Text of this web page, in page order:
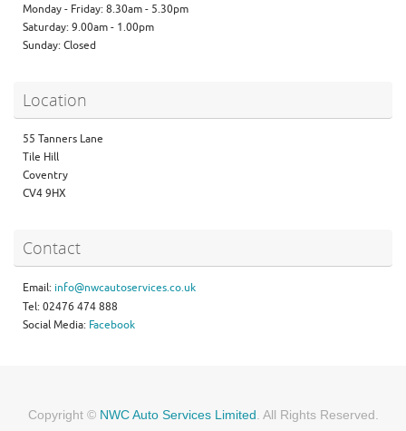
Monday - Friday: 8.30am - 5.30pm
Saturday: 9.00am - 1.00pm
Sunday: Closed
Location
55 Tanners Lane
Tile Hill
Coventry
CV4 9HX
Contact
Email: info@nwcautoservices.co.uk
Tel: 02476 474 888
Social Media: Facebook
Copyright © NWC Auto Services Limited . All Rights Reserved.